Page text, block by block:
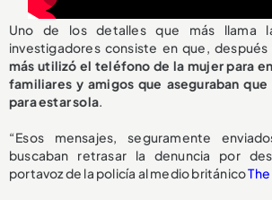
Uno de los detalles que más llama
investigadores consiste en que, después
más utilizó el teléfono de la mujer para
familiares y amigos que aseguraban
para estar sola.
“Esos mensajes, seguramente
buscaban retrasar la denuncia por
portavoz de la policía al medio británico